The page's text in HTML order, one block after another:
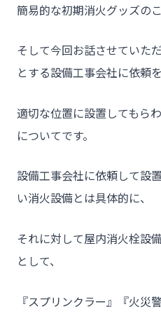
簡易的な初期消火グッズのこ
そして今回お話させていた
とする設備工事会社に依頼を
適切な位置に設置してもら
についてです。
設備工事会社に依頼して設
い消火設備とは具体的に、
それに対して屋内消火栓設
として、
『スプリンクラー』『火災